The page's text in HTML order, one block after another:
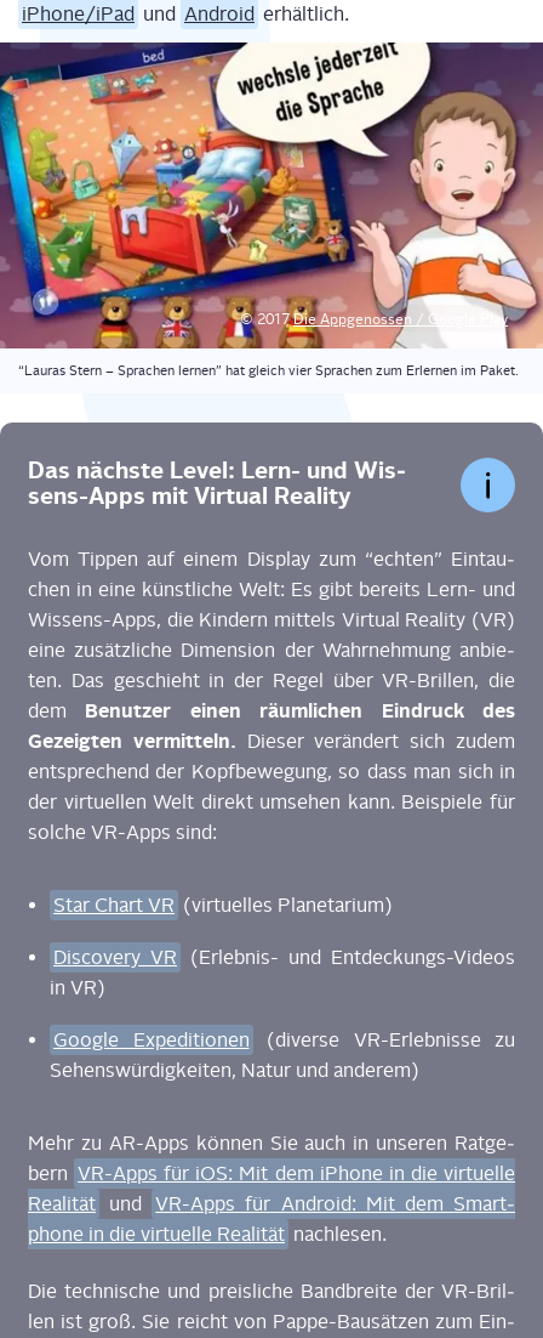
iPhone/iPad und Android erhältlich.
© 2017Die App­ge­nos­sen / Goog­le Play
“Lau­ras Stern – Spra­chen ler­nen” hat gleich vier Spra­chen zum Erler­nen im Paket.
Das nächs­te Level: Lern- und Wis­
sens-Apps mit Vir­tu­al Reality
Vom Tip­pen auf einem Dis­play zum “ech­ten” Ein­tau­
chen in eine künst­li­che Welt: Es gibt bereits Lern- und
Wis­sens-Apps, die Kin­dern mit­tels Vir­tu­al Rea­li­ty (VR)
eine zusätz­li­che Dimen­si­on der Wahr­neh­mung anbie­
ten. Das geschieht in der Regel über VR-Bril­len, die
dem Benut­zer einen räum­li­chen Ein­druck des
Gezeig­ten ver­mit­teln. Die­ser ver­än­dert sich zudem
ent­spre­chend der Kopf­be­we­gung, so dass man sich in
der vir­tu­el­len Welt direkt umse­hen kann. Bei­spie­le für
sol­che VR-Apps sind:
Star Chart VR (vir­tu­el­les Planetarium)
Dis­co­very VR
(Erleb­nis- und Ent­de­ckungs-Vide­os
in VR)
Goog­le Expe­di­tio­nen
(diver­se VR-Erleb­nis­se zu
Sehens­wür­dig­kei­ten, Natur und anderem)
Mehr zu AR-Apps kön­nen Sie auch in unse­ren Rat­ge­
bern VR-Apps für iOS: Mit dem iPho­ne in die vir­tu­el­le
Rea­li­tät
und
VR-Apps für Android: Mit dem Smart­
phone in die vir­tu­el­le Rea­li­tät nachlesen.
Die tech­ni­sche und preis­li­che Band­brei­te der VR-Bril­
len ist groß. Sie reicht von Pap­pe-Bau­sät­zen zum Ein­